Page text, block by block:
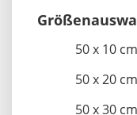
50 x 10
50 x 20
50 x 30